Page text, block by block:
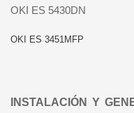
OKI ES 5430DN
OKI ES 3451MFP
INSTALACIÓN Y